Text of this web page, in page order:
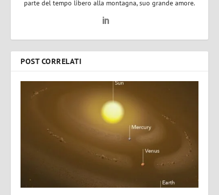
parte del tempo libero alla montagna, suo grande amore.
POST CORRELATI